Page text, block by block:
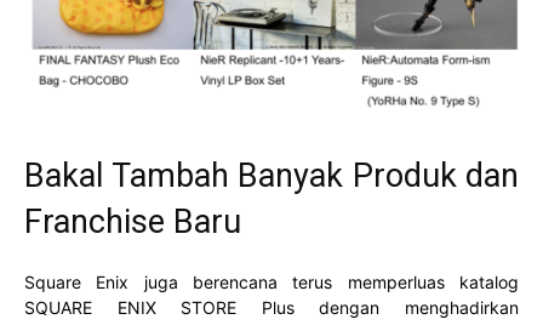
Bakal Tambah Banyak Produk dan
Franchise Baru
Square Enix juga berencana terus memperluas katalog
SQUARE ENIX STORE Plus dengan menghadirkan